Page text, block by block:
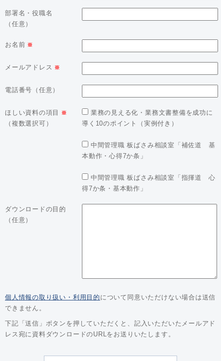
部署名・役職名
（任意）
お名前 ※
メールアドレス ※
電話番号（任意）
ほしい資料の項目 ※
（複数選択可）
業務の見える化・業務文書整備を成功に
導く10のポイント（実例付き）
中間管理職 板ばさみ相談室「補佐道 基
本動作・心得7か条」
中間管理職 板ばさみ相談室「指揮道 心
得7か条・基本動作」
ダウンロードの目的
（任意）
個人情報の取り扱い・利用目的 について同意いただけない場合は送信
できません。
下記「送信」ボタンを押していただくと、記入いただいたメールアド
レス宛に資料ダウンロードのURLをお送りいたします。